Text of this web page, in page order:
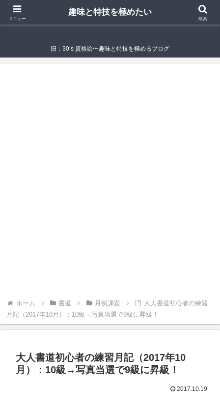
趣味と特技を極めたい
旧：30‘s 資格論〜趣味と特技を極めるブログ
ホーム 書道 月例課題
大人書道初心者の練習
月記（2017年10月）：10級→写真当選で9級に昇級！
大人書道初心者の練習月記（2017年10
月）：10級→写真当選で9級に昇級！
2017.10.19
メニュー
趣味と特技を極めたい
検索